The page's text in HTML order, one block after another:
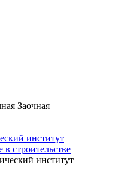
Заочная
институт
строительстве